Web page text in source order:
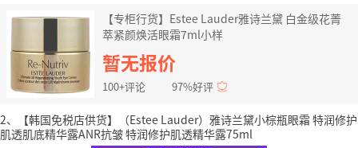
【专柜行货】Estee Lauder雅诗兰黛 白金级花菁
萃紧颜焕活眼霜7ml小样
暂无报价
100+评论 97%好评
2、【韩国免税店供货】（Estee Lauder）雅诗兰黛小棕瓶眼霜 特润修护
肌透肌底精华露ANR抗皱 特润修护肌透精华露75ml